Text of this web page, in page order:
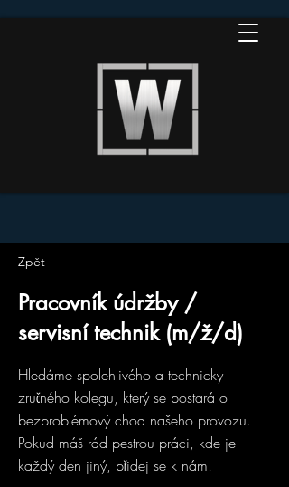
Zpět
Pracovník údržby /
servisní technik (m/ž/d)
Hledáme spolehlivého a technicky
zručného kolegu, který se postará o
bezproblémový chod našeho provozu.
Pokud máš rád pestrou práci, kde je
každý den jiný, přidej se k nám!